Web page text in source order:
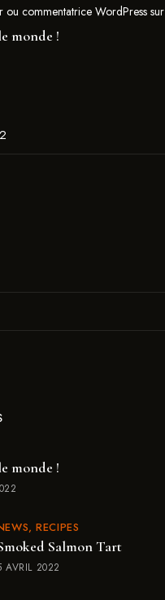
ou commentatrice WordPresssur
monde !
monde !
RECIPES
Salmon Tart
AVRIL 2022